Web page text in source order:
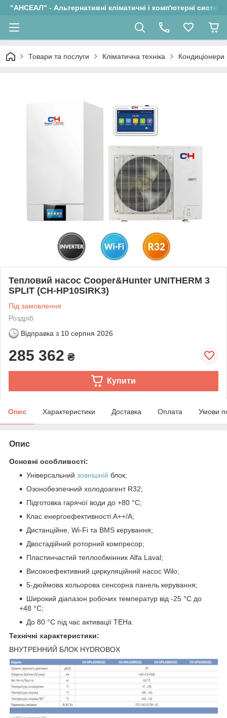
"АНСЕАЛ" - Альтернативні кліматичні і комп'ютерні системи
Товари та послуги Кліматична техніка Кондиціонери
Тепловий насос Cooper&Hunter UNITHERM 3
SPLIT (CH-HP10SIRK3)
Під замовлення
Роздріб
Відправка з 10 серпня 2026
285 362 ₴
Купити
Опис Характеристики Доставка Оплата Умови
Опис
Основні особливості:
Універсальний зовнішній блок;
Озонобезпечний холодоагент R32;
Підготовка гарячої води до +80 °C;
Клас енергоефективності А++/А;
Дистанційне, Wi-Fi та BMS керування;
Двостадійний роторний компресор;
Пластинчастий теплообмінник Alfa Laval;
Високоефективний циркуляційний насос Wilo;
5-дюймова кольорова сенсорна панель керування;
Широкий діапазон робочих температур від -25 °C до
+48 °C;
До 80 °C під час активації ТЕНа.
Технічні характеристики:
ВНУТРЕННИЙ БЛОК HYDROBOX